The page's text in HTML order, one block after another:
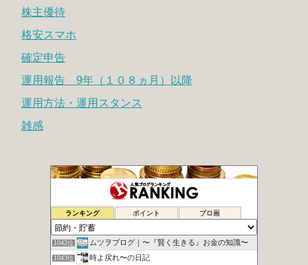
株主優待
格安スマホ
確定申告
運用報告 9年（１０８ヵ月）以降
運用方法・運用スタンス
雑感
ランキング ポイント ブロ画
1040位 ミーハーママの2歳差育児ブログ
1041位 【ハウハウ】ハウスのノウハウ│ 一級建築士のブログ
1042位 ムツヲブログ｜〜『賢く生きる』お金の知識〜
1043位 時よ戻れ〜の日記